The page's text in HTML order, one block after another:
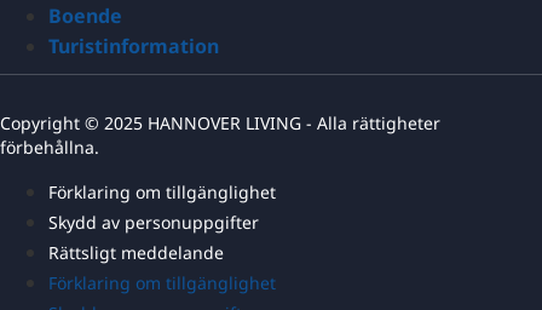
Boende
Turistinformation
Copyright © 2025 HANNOVER LIVING - Alla rättigheter
förbehållna.
Förklaring om tillgänglighet
Skydd av personuppgifter
Rättsligt meddelande
Förklaring om tillgänglighet